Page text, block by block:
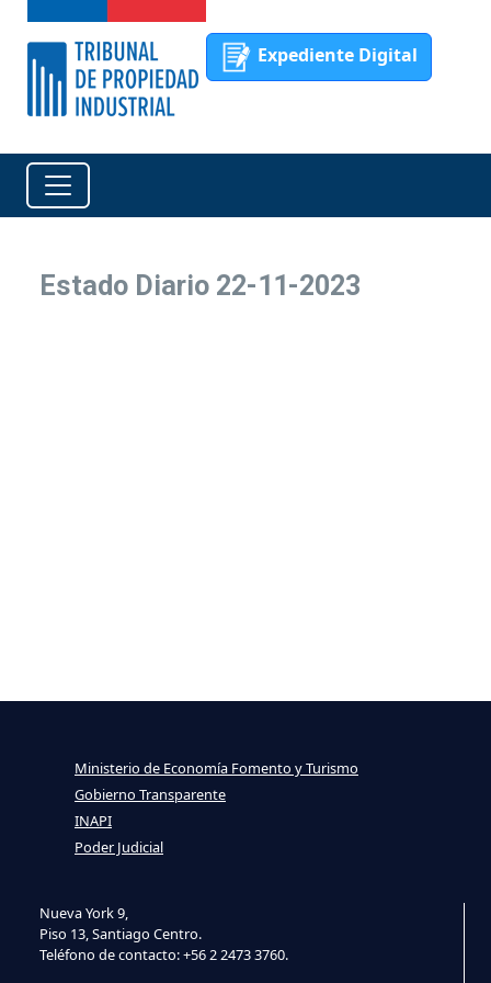
Expediente Digital
Estado Diario 22-11-2023
Nueva York 9,
Piso 13, Santiago Centro.
Teléfono de contacto: +56 2 2473 3760.
Ministerio de Economía Fomento y Turismo
Gobierno Transparente
INAPI
Poder Judicial